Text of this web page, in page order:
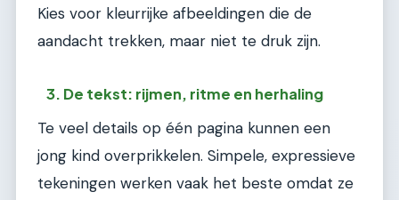
Kies voor kleurrijke afbeeldingen die de
aandacht trekken, maar niet te druk zijn.
3. De tekst: rijmen, ritme en herhaling
Te veel details op één pagina kunnen een
jong kind overprikkelen. Simpele, expressieve
tekeningen werken vaak het beste omdat ze